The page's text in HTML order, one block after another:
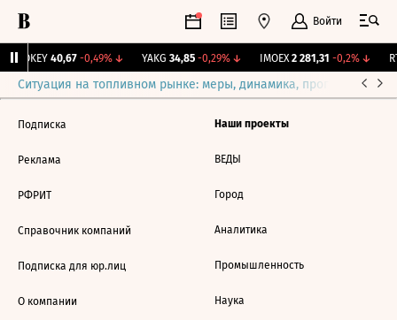
Войти
OKEY 40,67 -0,49%↓ YAKG 34,85 -0,29%↓ IMOEX 2 281,31 -0,2%↓
Ситуация на топливном рынке: меры, динамика, прогнозы
Подписка
Реклама
РФРИТ
Справочник компаний
Подписка для юр.лиц
О компании
Наши проекты
ВЕДЫ
Город
Аналитика
Промышленность
Наука